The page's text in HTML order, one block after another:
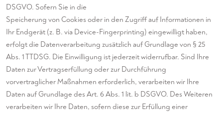
DSGVO. Sofern Sie in die
Speicherung von Cookies oder in den Zugriff auf Informationen in
Ihr Endgerät (z. B. via Device-Fingerprinting) eingewilligt haben,
erfolgt die Datenverarbeitung zusätzlich auf Grundlage von § 25
Abs. 1 TTDSG. Die Einwilligung ist jederzeit widerrufbar. Sind Ihre
Daten zur Vertragserfüllung oder zur Durchführung
vorvertraglicher Maßnahmen erforderlich, verarbeiten wir Ihre
Daten auf Grundlage des Art. 6 Abs. 1 lit. b DSGVO. Des Weiteren
verarbeiten wir Ihre Daten, sofern diese zur Erfüllung einer